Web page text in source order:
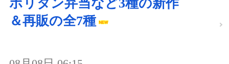
ポリタン弁当など3種の新作
＆再販の全7種